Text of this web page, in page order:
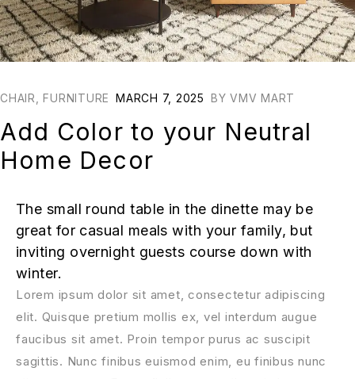
CHAIR ,FURNITURE MARCH 7, 2025 BY VMV MART
Add Color to your Neutral
Home Decor
The small round table in the dinette may be
great for casual meals with your family, but
inviting overnight guests course down with
winter.
Lorem ipsum dolor sit amet, consectetur adipiscing
elit. Quisque pretium mollis ex, vel interdum augue
faucibus sit amet. Proin tempor purus ac suscipit
sagittis. Nunc finibus euismod enim, eu finibus nunc